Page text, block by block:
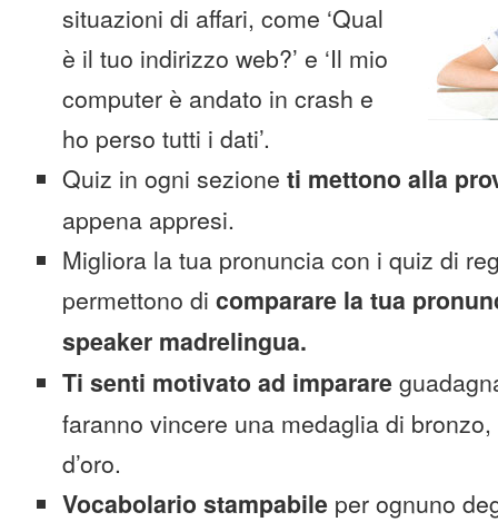
situazioni di affari, come ‘Qual
è il tuo indirizzo web?’ e ‘Il mio
computer è andato in crash e
ho perso tutti i dati’.
Quiz in ogni sezione ti mettono alla
appena appresi.
Migliora la tua pronuncia con i quiz di
permettono di comparare la tua
speaker madrelingua.
Ti senti motivato ad imparare
faranno vincere una medaglia di
d’oro.
Vocabolario stampabile per ognuno